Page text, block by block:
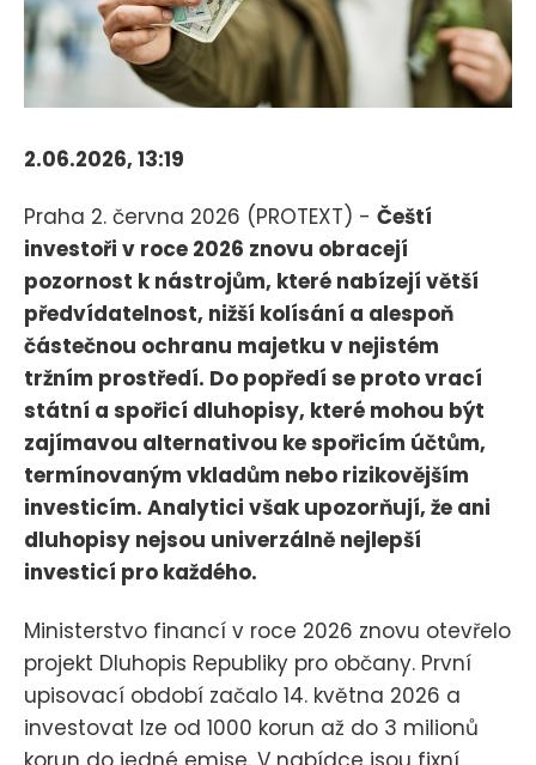
2.06.2026, 13:19
Praha 2. června 2026 (PROTEXT) - Čeští
investoři v roce 2026 znovu obracejí
pozornost k nástrojům, které nabízejí větší
předvídatelnost, nižší kolísání a alespoň
částečnou ochranu majetku v nejistém
tržním prostředí. Do popředí se proto vrací
státní a spořicí dluhopisy, které mohou být
zajímavou alternativou ke spořicím účtům,
termínovaným vkladům nebo rizikovějším
investicím. Analytici však upozorňují, že ani
dluhopisy nejsou univerzálně nejlepší
investicí pro každého.
Ministerstvo financí v roce 2026 znovu otevřelo
projekt Dluhopis Republiky pro občany. První
upisovací období začalo 14. května 2026 a
investovat lze od 1000 korun až do 3 milionů